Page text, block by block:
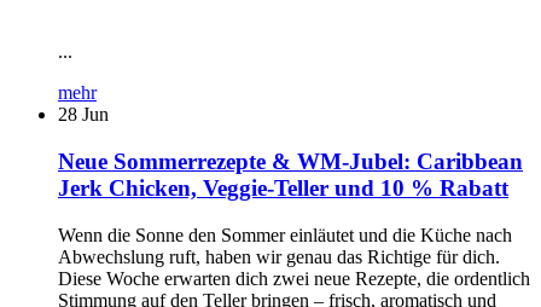
...
mehr
28 Jun
Neue Sommerrezepte & WM-Jubel: Caribbean
Jerk Chicken, Veggie-Teller und 10 % Rabatt
Wenn die Sonne den Sommer einläutet und die Küche nach
Abwechslung ruft, haben wir genau das Richtige für dich.
Diese Woche erwarten dich zwei neue Rezepte, die ordentlich
Stimmung auf den Teller bringen – frisch, aromatisch und